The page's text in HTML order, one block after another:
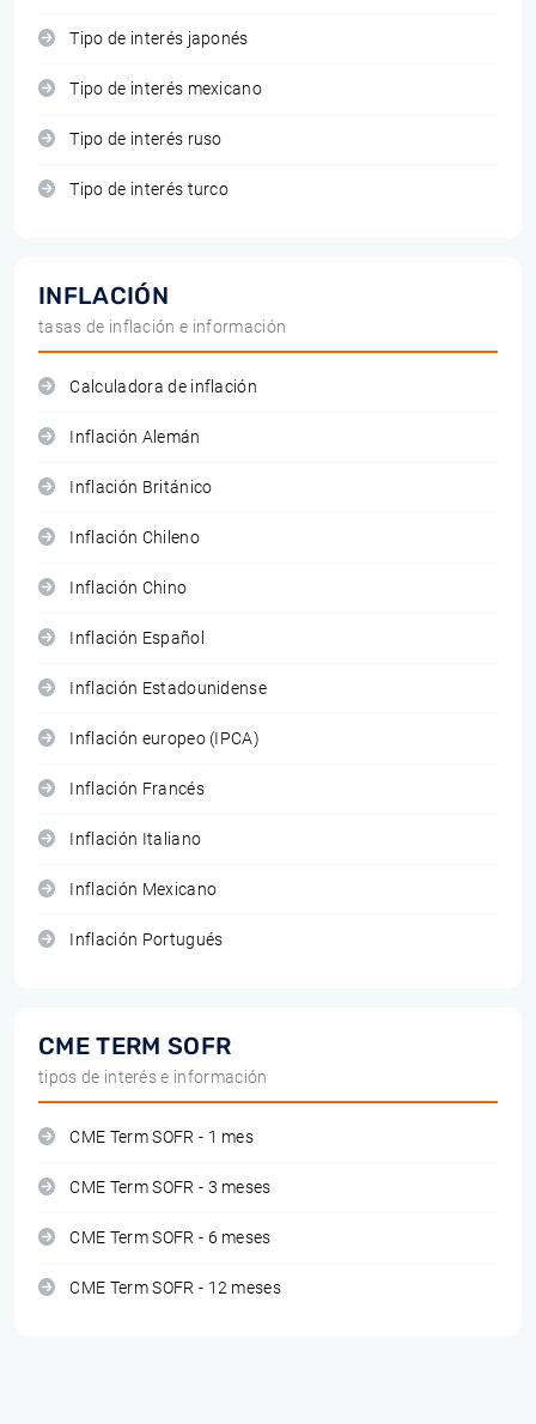
Tipo de interés japonés
Tipo de interés mexicano
Tipo de interés ruso
Tipo de interés turco
INFLACIÓN
tasas de inflación e información
Calculadora de inflación
Inflación Alemán
Inflación Británico
Inflación Chileno
Inflación Chino
Inflación Español
Inflación Estadounidense
Inflación europeo (IPCA)
Inflación Francés
Inflación Italiano
Inflación Mexicano
Inflación Portugués
CME TERM SOFR
tipos de interés e información
CME Term SOFR - 1 mes
CME Term SOFR - 3 meses
CME Term SOFR - 6 meses
CME Term SOFR - 12 meses